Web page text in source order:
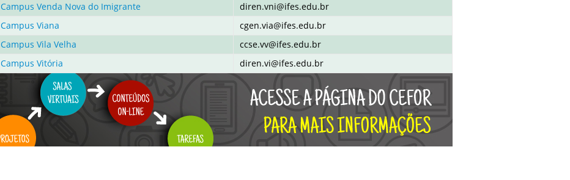
Campus Venda Nova do Imigrante
diren.vni@ifes.edu.br
Campus Viana
cgen.via@ifes.edu.br
Campus Vila Velha
ccse.vv@ifes.edu.br
Campus Vitória
diren.vi@ifes.edu.br